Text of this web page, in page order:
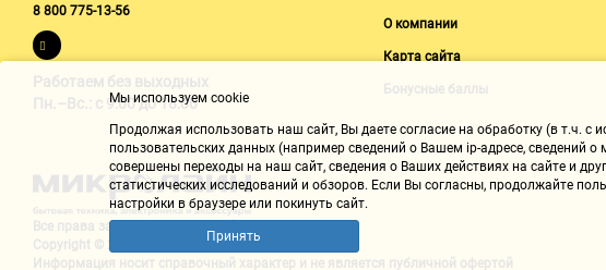
Возможность регулировки громкости: есть
Сменные амбушюры: есть
Количество пар сменных амбушюров в комплекте: 6
8 800 775-13-56
Работаем без выходных
Пн.–Вс.: с 9:00 до 18:00
О компании
Карта сайта
Бонусные баллы
Все права защищены "Микролайн"
Copyright © 2002-2026
Информация носит справочный характер и не является публичной офертой
Мы используем cookie
Продолжая использовать наш cайт, Вы даете согласие на обработку (в т.ч.
пользовательских данных (например сведений о Вашем ip-адресе, сведений
совершены переходы на наш сайт, сведения о Ваших действиях на сайте и
статистических исследований и обзоров. Если Вы согласны, продолжайте
настройки в браузере или покинуть сайт.
Принять